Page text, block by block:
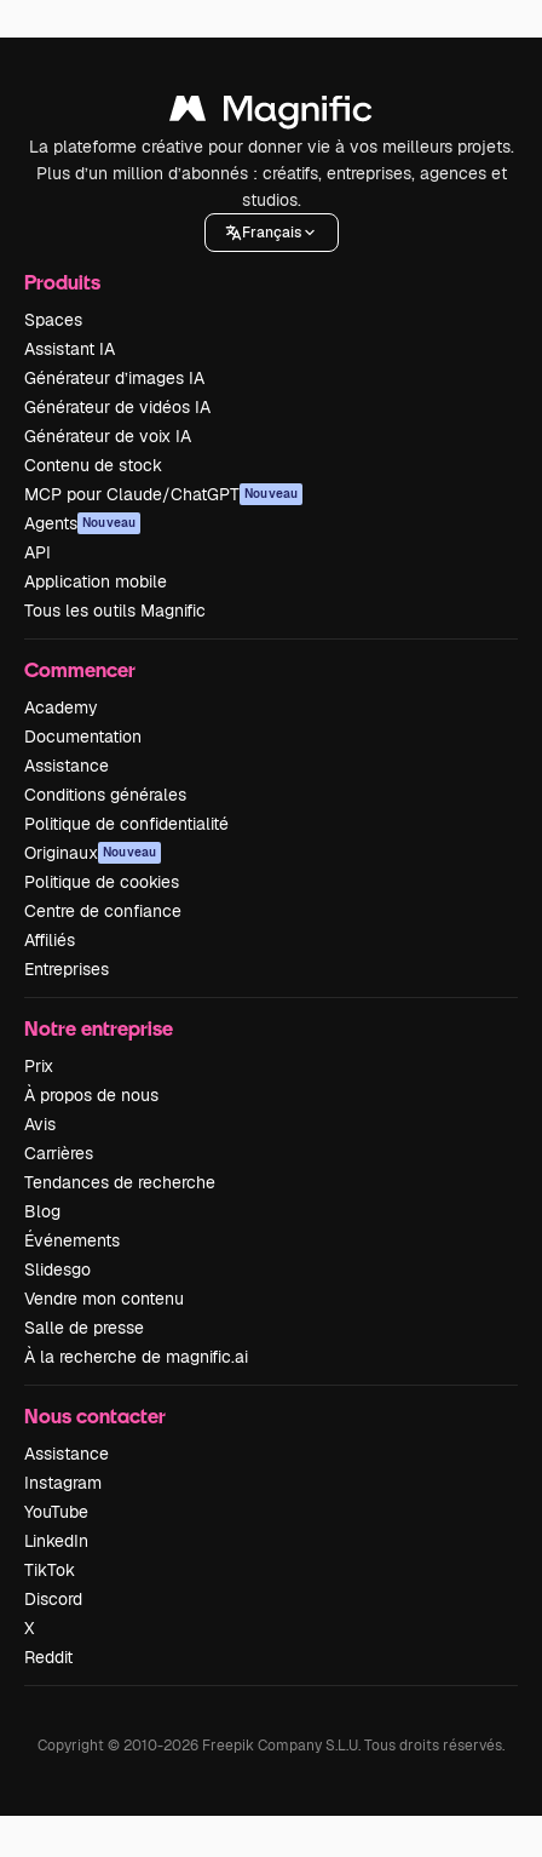
La plateforme créative pour donner vie à vos meilleurs projets.
Plus d’un million d’abonnés : créatifs, entreprises, agences et
studios.
Français
Produits
Spaces
Assistant IA
Générateur d’images IA
Générateur de vidéos IA
Générateur de voix IA
Contenu de stock
MCP pour Claude/ChatGPT Nouveau
Agents Nouveau
API
Application mobile
Tous les outils Magnific
Commencer
Academy
Documentation
Assistance
Conditions générales
Politique de confidentialité
Originaux Nouveau
Politique de cookies
Centre de confiance
Affiliés
Entreprises
Notre entreprise
Prix
À propos de nous
Avis
Carrières
Tendances de recherche
Blog
Événements
Slidesgo
Vendre mon contenu
Salle de presse
À la recherche de magnific.ai
Nous contacter
Assistance
Instagram
YouTube
LinkedIn
TikTok
Discord
X
Reddit
Copyright © 2010-2026 Freepik Company S.L.U.Tous droits réservés.